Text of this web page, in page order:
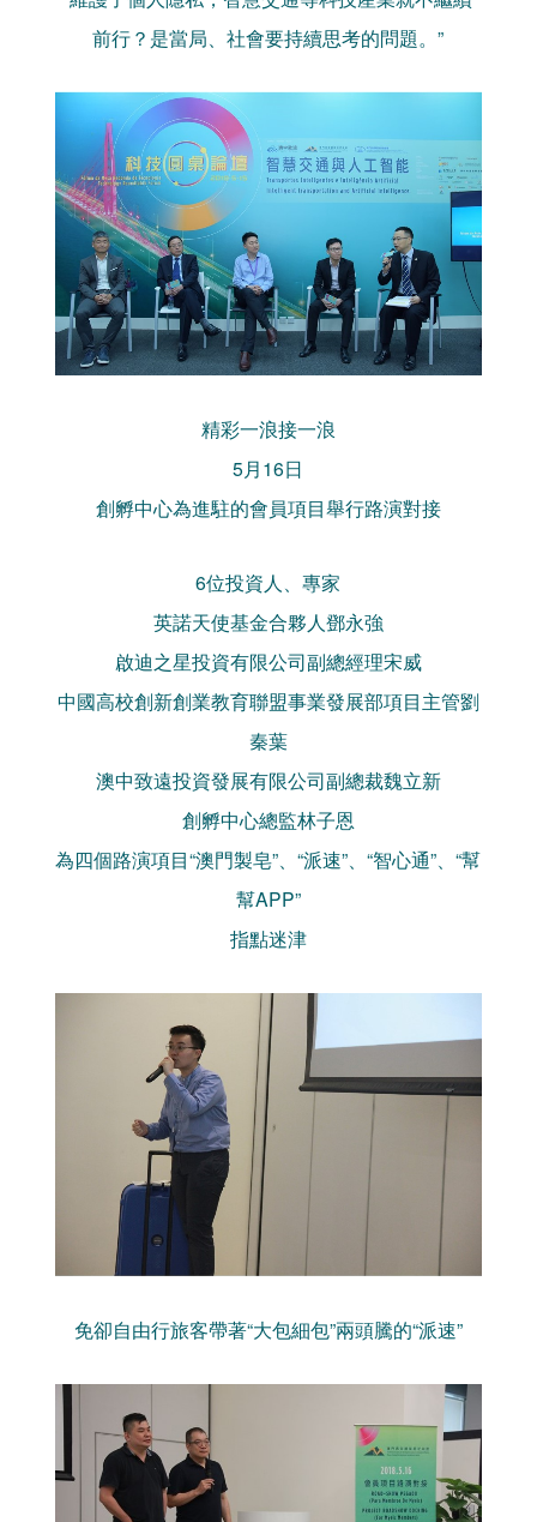
前行？是當局、社會要持續思考的問題。”
精彩一浪接一浪
5月16日
創孵中心為進駐的會員項目舉行路演對接
6位投資人、專家
英諾天使基金合夥人鄧永強
啟迪之星投資有限公司副總經理宋威
中國高校創新創業教育聯盟事業發展部項目主管劉
秦葉
澳中致遠投資發展有限公司副總裁魏立新
創孵中心總監林子恩
為四個路演項目“澳門製皂”、“派速”、“智心通”、“幫
幫APP”
指點迷津
免卻自由行旅客帶著“大包細包”兩頭騰的“派速”